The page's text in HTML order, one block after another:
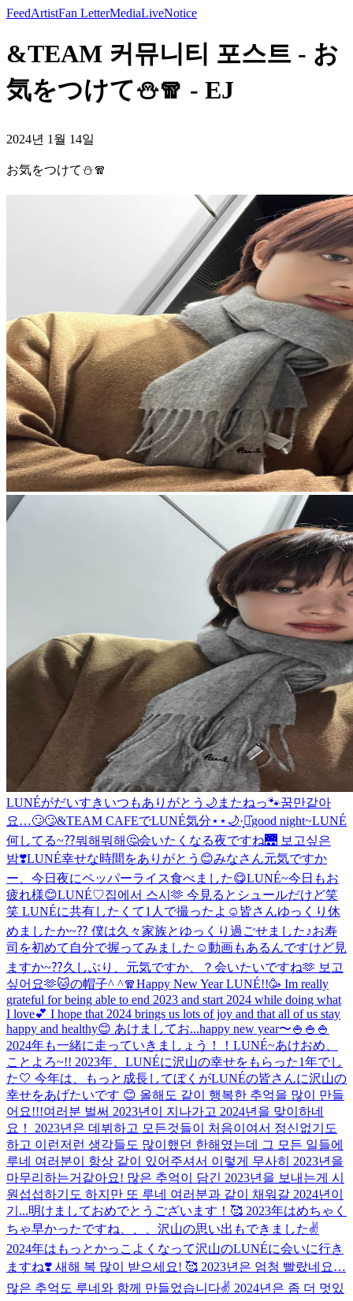
FeedArtistFan LetterMediaLiveNotice
&TEAM 커뮤니티 포스트 - お
気をつけて⛄️🧣 - EJ
2024년 1월 14일
お気をつけて⛄️🧣
LUNÉがだいすき いつもありがとう🌙 またねっ🐾꿈만같아
요…🙄🙄&TEAM CAFEでLUNÉ気分⋆⋆🌙·̩͙‪⋆͛good night~LUNÉ
何してる~⁇뭐해뭐해🤔会いたくなる夜ですね🌉 보고싶은
밤❣️LUNÉ幸せな時間をありがとう😊みなさん元気ですか
ー、今日夜にペッパーライス食べました😋LUNÉ~今日もお
疲れ様😊LUNÉ♡집에서 스시🫶 今見るとシュールだけど笑
笑 LUNÉに共有したくて1人で撮ったよ☺️ 皆さんゆっくり休
めましたか~⁇ 僕は久々家族とゆっくり過ごせました♪お寿
司を初めて自分で握ってみました☺️動画もあるんですけど見
ますか~⁇久しぶり、元気ですか、？会いたいですね🫶 보고
싶어요🫶🐱の帽子^ ^🧣Happy New Year LUNÉ!!🥳 Im really
grateful for being able to end 2023 and start 2024 while doing what
I love💕 I hope that 2024 brings us lots of joy and that all of us stay
happy and healthy😊 あけましてお...happy new year〜🍚🍚🍚
2024年も一緒に走っていきましょう！！ LUNÉ~あけおめ、
ことよろ~!! 2023年、LUNÉに沢山の幸せをもらった1年でし
た🤍 今年は、もっと成長してぼくがLUNÉの皆さんに沢山の
幸せをあげたいです 😊 올해도 같이 행복한 추억을 많이 만들
어요!!!여러분 벌써 2023년이 지나가고 2024년을 맞이하네
요！ 2023년은 데뷔하고 모든것들이 처음이여서 정신없기도
하고 이런저런 생각들도 많이했던 한해였는데 그 모든 일들에
루네 여러분이 항상 같이 있어주셔서 이렇게 무사히 2023년을
마무리하는거같아요! 많은 추억이 담긴 2023년을 보내는게 시
원섭섭하기도 하지만 또 루네 여러분과 같이 채워갈 2024년이
기...明けましておめでとうございます！🥰 2023年はめちゃく
ちゃ早かったですね、、、沢山の思い出もできました✌️
2024年はもっとかっこよくなって沢山のLUNÉに会いに行き
ますね❣️ 새해 복 많이 받으세요! 🥰 2023년은 엄청 빨랐네요…
많은 추억도 루네와 함께 만들었습니다✌️ 2024년은 좀 더 멋있